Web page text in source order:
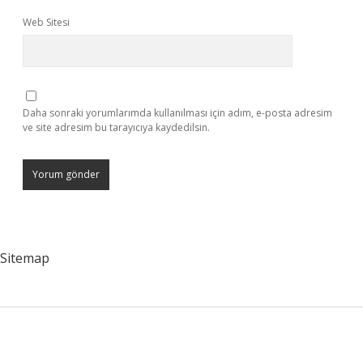
Web Sitesi
Daha sonraki yorumlarımda kullanılması için adım, e-posta adresim
ve site adresim bu tarayıcıya kaydedilsin.
Sitemap